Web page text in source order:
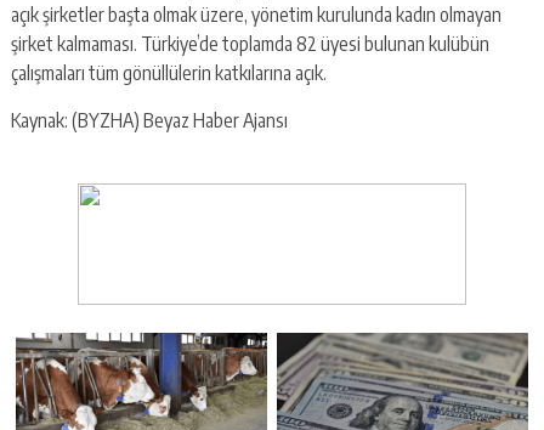
açık şirketler başta olmak üzere, yönetim kurulunda kadın olmayan
şirket kalmaması. Türkiye’de toplamda 82 üyesi bulunan kulübün
çalışmaları tüm gönüllülerin katkılarına açık.
Kaynak: (BYZHA) Beyaz Haber Ajansı